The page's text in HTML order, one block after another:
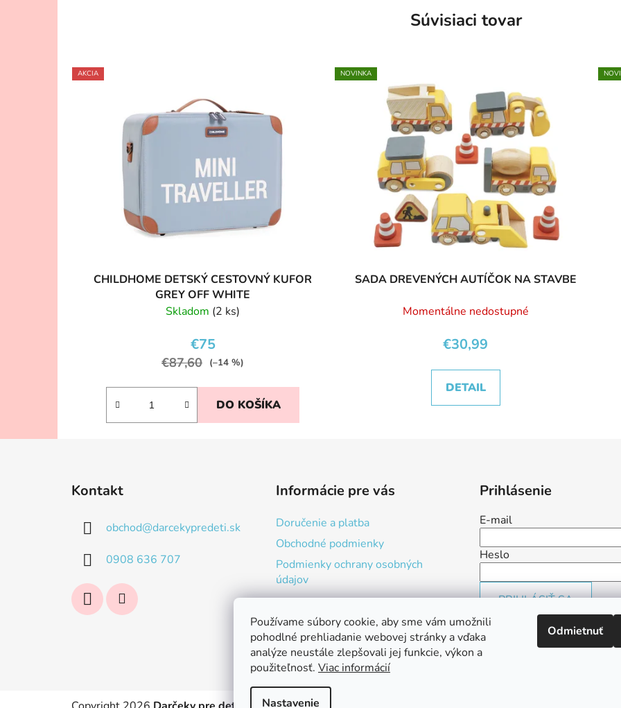
Používame súbory cookie, aby sme vám umožnili
pohodlné prehliadanie webovej stránky a vďaka
analýze neustále zlepšovali jej funkcie, výkon a
použiteľnosť. Viac informácií
Nastavenie
Odmietnuť
Súvisiaci tovar
AKCIA
CHILDHOME DETSKÝ CESTOVNÝ KUFOR
GREY OFF WHITE
Skladom (2 ks)
€75
€87,60 (–14 %)
DO KOŠÍKA
NOVINKA
SADA DREVENÝCH AUTÍČOK NA STAVBE
Momentálne nedostupné
€30,99
DETAIL
Kontakt
obchod@darcekypredeti.sk
0908 636 707
Informácie pre vás
Doručenie a platba
Obchodné podmienky
Podmienky ochrany osobných
údajov
Prihlásenie
E-mail
Heslo
PRIHLÁSIŤ SA
Nová registráciaZabudnuté